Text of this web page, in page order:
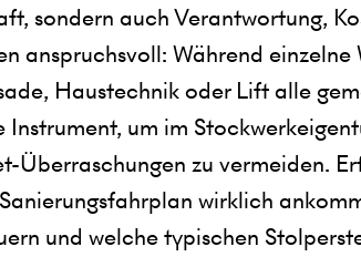
sondern auch Verantwortung,
anspruchsvoll: Während
Haustechnik oder Lift alle
Instrument, um im
Überraschungen zu vermeiden.
wirklich
und welche typischen